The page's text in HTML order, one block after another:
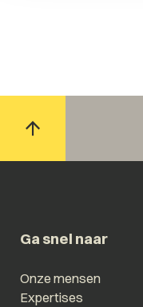
Ga snel naar
Onze mensen
Expertises